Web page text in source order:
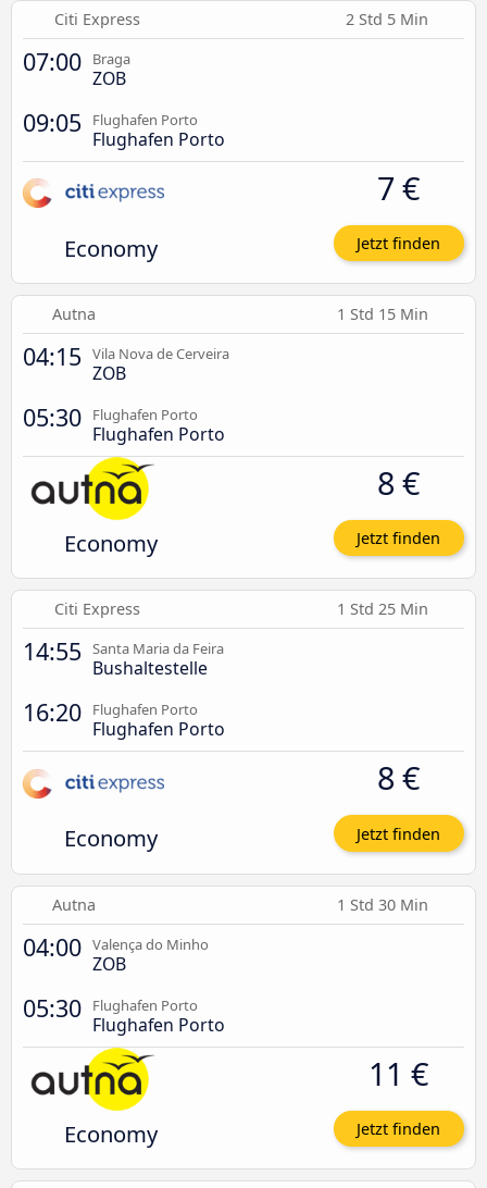
Citi Express 2 Std 5 Min
07:00 Braga
ZOB
09:05 Flughafen Porto
Flughafen Porto
Economy
7 €
Jetzt finden
Autna 1 Std 15 Min
04:15 Vila Nova de Cerveira
ZOB
05:30 Flughafen Porto
Flughafen Porto
Economy
8 €
Jetzt finden
Citi Express 1 Std 25 Min
14:55 Santa Maria da Feira
Bushaltestelle
16:20 Flughafen Porto
Flughafen Porto
Economy
8 €
Jetzt finden
Autna 1 Std 30 Min
04:00 Valença do Minho
ZOB
05:30 Flughafen Porto
Flughafen Porto
Economy
11 €
Jetzt finden